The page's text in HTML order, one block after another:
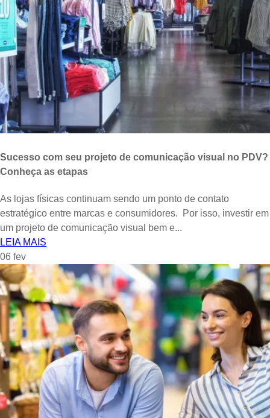
Sucesso com seu projeto de comunicação visual no PDV?
Conheça as etapas
As lojas físicas continuam sendo um ponto de contato
estratégico entre marcas e consumidores. Por isso, investir em
um projeto de comunicação visual bem e...
LEIA MAIS
06 fev